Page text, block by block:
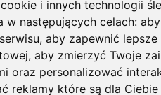
i innych technologii
w następujących celach:
, aby zapewnić lepsze
, aby zmierzyć Twoje
oraz personalizować
reklamy które są dla
NIP 666-137-75-84, REGON
+48 63-27-25-
biuro@technical.pl